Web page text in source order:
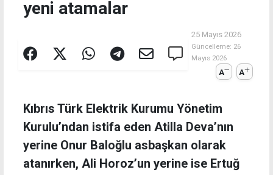
yeni atamalar
25 Mayıs 2026
Güncelleme: 26
Mayıs 2026
A A
Kıbrıs Türk Elektrik Kurumu Yönetim
Kurulu’ndan istifa eden Atilla Deva’nın
yerine Onur Baloğlu asbaşkan olarak
atanırken, Ali Horoz’un yerine ise Ertuğ